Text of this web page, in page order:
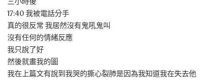
17:40 我被電話分手
真的很反常 我居然沒有鬼吼鬼叫
沒有任何的情緒反應
我只說了好
然後就畫我的圖
我在上篇文有說到我哭的撕心裂肺是因為我知道我在失去他